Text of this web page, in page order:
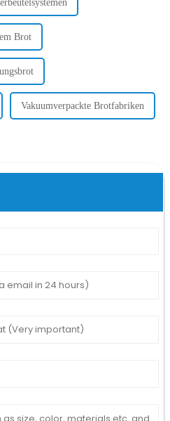
Brot
Vakuumverpackte Brotfabriken